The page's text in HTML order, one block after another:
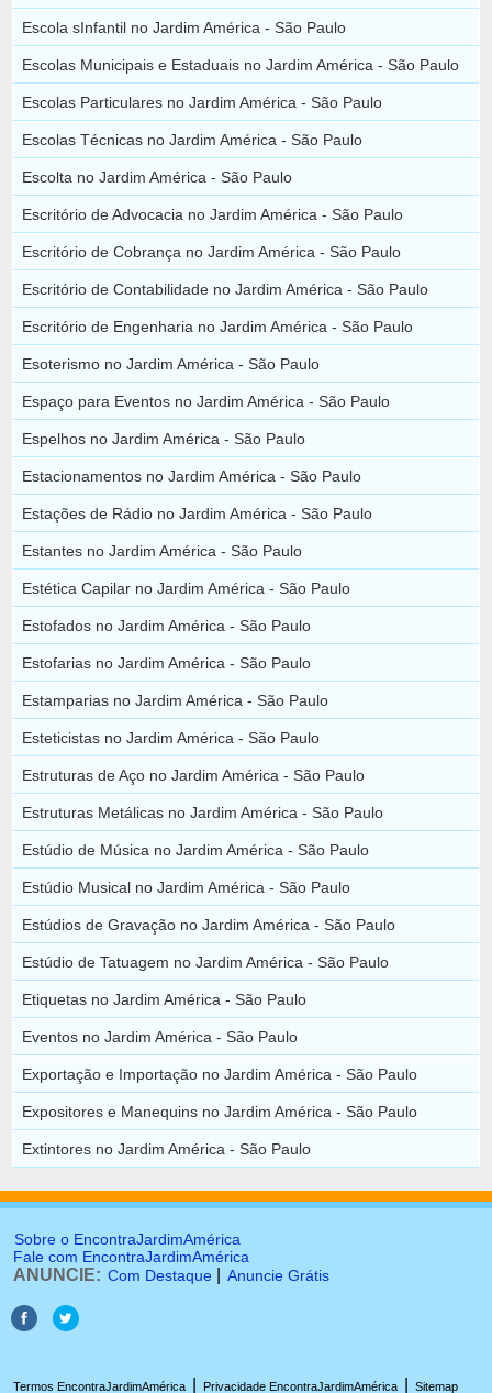
Escola sInfantil no Jardim América - São Paulo
Escolas Municipais e Estaduais no Jardim América - São Paulo
Escolas Particulares no Jardim América - São Paulo
Escolas Técnicas no Jardim América - São Paulo
Escolta no Jardim América - São Paulo
Escritório de Advocacia no Jardim América - São Paulo
Escritório de Cobrança no Jardim América - São Paulo
Escritório de Contabilidade no Jardim América - São Paulo
Escritório de Engenharia no Jardim América - São Paulo
Esoterismo no Jardim América - São Paulo
Espaço para Eventos no Jardim América - São Paulo
Espelhos no Jardim América - São Paulo
Estacionamentos no Jardim América - São Paulo
Estações de Rádio no Jardim América - São Paulo
Estantes no Jardim América - São Paulo
Estética Capilar no Jardim América - São Paulo
Estofados no Jardim América - São Paulo
Estofarias no Jardim América - São Paulo
Estamparias no Jardim América - São Paulo
Esteticistas no Jardim América - São Paulo
Estruturas de Aço no Jardim América - São Paulo
Estruturas Metálicas no Jardim América - São Paulo
Estúdio de Música no Jardim América - São Paulo
Estúdio Musical no Jardim América - São Paulo
Estúdios de Gravação no Jardim América - São Paulo
Estúdio de Tatuagem no Jardim América - São Paulo
Etiquetas no Jardim América - São Paulo
Eventos no Jardim América - São Paulo
Exportação e Importação no Jardim América - São Paulo
Expositores e Manequins no Jardim América - São Paulo
Extintores no Jardim América - São Paulo
Sobre o EncontraJardimAmérica
Fale com EncontraJardimAmérica
ANUNCIE: Com Destaque Anuncie Grátis
Termos EncontraJardimAmérica Privacidade EncontraJardimAmérica Sitemap